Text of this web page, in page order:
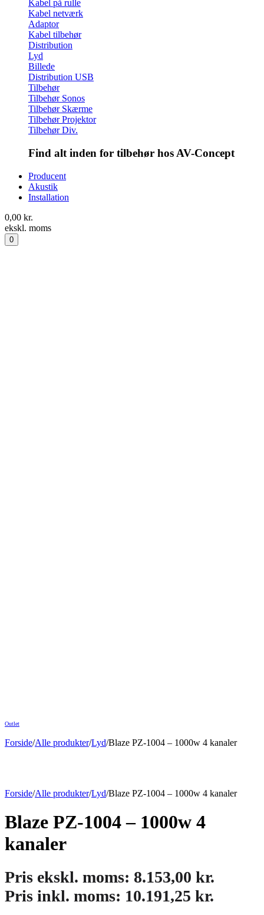
Kabel på rulle
Kabel netværk
Adaptor
Kabel tilbehør
Distribution
Lyd
Billede
Distribution USB
Tilbehør
Tilbehør Sonos
Tilbehør Skærme
Tilbehør Projektor
Tilbehør Div.
Find alt inden for tilbehør hos AV-Concept
Producent
Akustik
Installation
0,00 kr.
ekskl. moms
0
Outlet
Forside/Alle produkter/Lyd/Blaze PZ-1004 – 1000w 4 kanaler
Forside/Alle produkter/Lyd/Blaze PZ-1004 – 1000w 4 kanaler
Blaze PZ-1004 – 1000w 4
kanaler
Pris ekskl. moms: 8.153,00 kr.
Pris inkl. moms: 10.191,25 kr.